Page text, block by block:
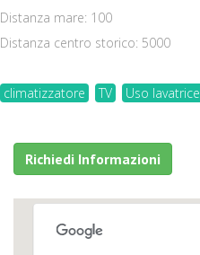
Distanza mare: 100
Distanza centro storico: 5000
climatizzatore TV Uso lavatrice
Richiedi Informazioni